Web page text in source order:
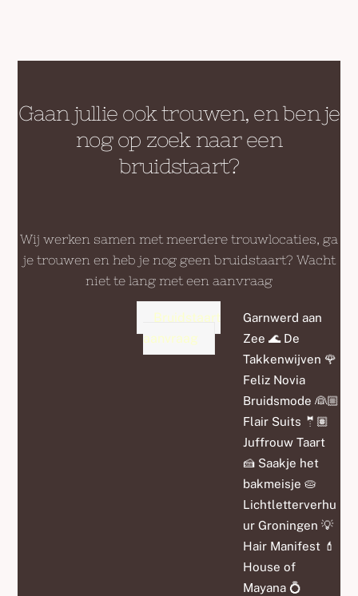
Gaan jullie ook trouwen, en ben je
nog op zoek naar een
bruidstaart?
Wij werken samen met meerdere trouwlocaties, ga
je trouwen en heb je nog geen bruidstaart? Wacht
niet te lang met een aanvraag
Bruidstaart
aanvraag
Garnwerd aan
Zee 🌊 De
Takkenwijven 🌹
Feliz Novia
Bruidsmode 👰🏼
Flair Suits 🤵🏽
Juffrouw Taart
🍰 Saakje het
bakmeisje 🥧
Lichtletterverhu
ur Groningen 💡
Hair Manifest 💄
House of
Mayana 💍